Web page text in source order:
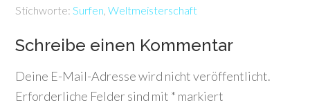
Stichworte:Surfen ,Weltmeisterschaft
Schreibe einen Kommentar
Deine E-Mail-Adresse wird nicht veröffentlicht.
Erforderliche Felder sind mit * markiert